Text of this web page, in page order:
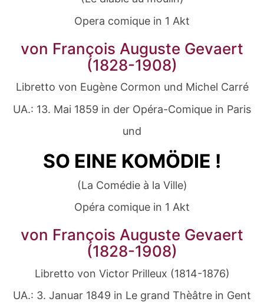
Opera comique in 1 Akt
von François Auguste Gevaert
(1828-1908)
Libretto von Eugène Cormon und Michel Carré
UA.: 13. Mai 1859 in der Opéra-Comique in Paris
und
SO EINE KOMÖDIE !
(La Comédie à la Ville)
Opéra comique in 1 Akt
von François Auguste Gevaert
(1828-1908)
Libretto von Victor Prilleux (1814-1876)
UA.: 3. Januar 1849 in Le grand Thèâtre in Gent